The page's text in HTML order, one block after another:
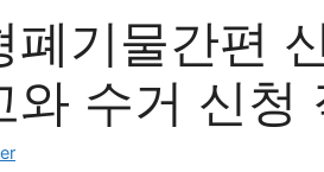
폐기물간편
와 수거 신청